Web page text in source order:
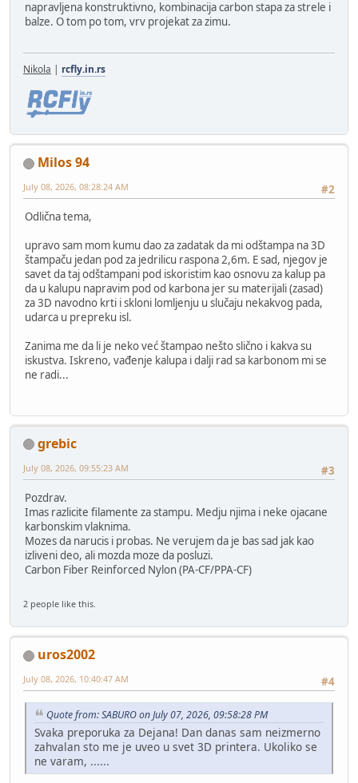
napravljena konstruktivno, kombinacija carbon stapa za strele i
balze. O tom po tom, vrv projekat za zimu.
Nikola | rcfly.in.rs
Milos 94
#2
July 08, 2026, 08:28:24 AM
Odlična tema,
upravo sam mom kumu dao za zadatak da mi odštampa na 3D
štampaču jedan pod za jedrilicu raspona 2,6m. E sad, njegov je
savet da taj odštampani pod iskoristim kao osnovu za kalup pa
da u kalupu napravim pod od karbona jer su materijali (zasad)
za 3D navodno krti i skloni lomljenju u slučaju nekakvog pada,
udarca u prepreku isl.
Zanima me da li je neko već štampao nešto slično i kakva su
iskustva. Iskreno, vađenje kalupa i dalji rad sa karbonom mi se
ne radi...
grebic
#3
July 08, 2026, 09:55:23 AM
Pozdrav.
Imas razlicite filamente za stampu. Medju njima i neke ojacane
karbonskim vlaknima.
Mozes da narucis i probas. Ne verujem da je bas sad jak kao
izliveni deo, ali mozda moze da posluzi.
Carbon Fiber Reinforced Nylon (PA-CF/PPA-CF)
2 people like this.
uros2002
#4
July 08, 2026, 10:40:47 AM
Quote from: SABURO on July 07, 2026, 09:58:28 PM
Svaka preporuka za Dejana! Dan danas sam neizmerno
zahvalan sto me je uveo u svet 3D printera. Ukoliko se
ne varam, ......